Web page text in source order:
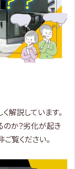
解説しています。
か？劣化が起き
覧ください。